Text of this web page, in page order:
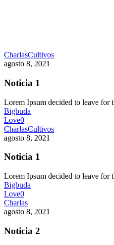
CharlasCultivos
agosto 8, 2021
Noticia 1
Lorem Ipsum decided to leave
Bigbuda
Love0
CharlasCultivos
agosto 8, 2021
Noticia 1
Lorem Ipsum decided to leave
Bigbuda
Love0
Charlas
agosto 8, 2021
Noticia 2